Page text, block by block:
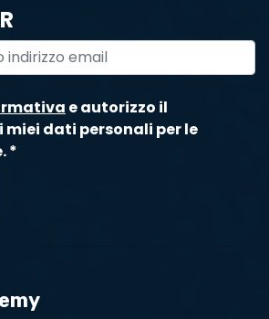
e autorizzo il
dati personali per le
*